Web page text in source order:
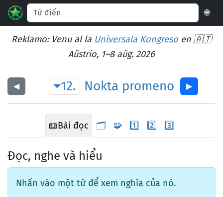
🌐
Reklamo: Venu al la Universala Kongreso en 🇦🇹
Aŭstrio, 1–8 aŭg. 2026
◀︎ 12. Nokta promeno ▶︎
📖Bài đọc 🗂️ 🧩 1️⃣ 2️⃣ 3️⃣
Đọc, nghe và hiểu
Nhấn vào một từ để xem nghĩa của nó.